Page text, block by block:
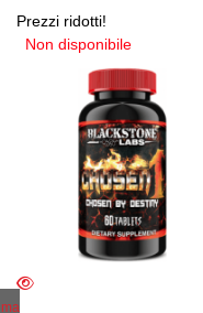
Prezzi ridotti!
Non disponibile